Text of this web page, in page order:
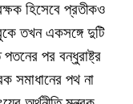
হিসেবে প্রতীকও
তখন একসঙ্গে দুটি
পর বন্ধুরাষ্ট্র
সমাধানের পথ না